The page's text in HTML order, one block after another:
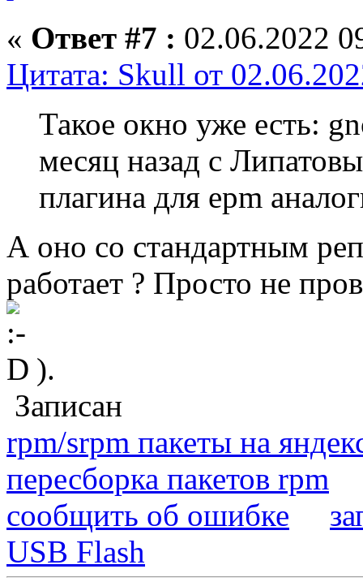
« Ответ #7 : 02.06.2022
Цитата: Skull от
Такое окно уже есть:
месяц назад с
плагина для epm
А оно со стандартным
работает ? Просто не
).
Записан
rpm/srpm пакеты на
пересборка пакетов rpm
сообщить об ошибке
USB Flash